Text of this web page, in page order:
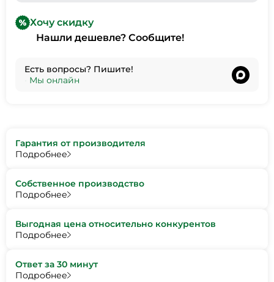
Хочу скидку
Нашли дешевле? Сообщите!
Есть вопросы? Пишите!
Мы онлайн
Гарантия от производителя
Подробнее
Собственное производство
Подробнее
Выгодная цена относительно конкурентов
Подробнее
Ответ за 30 минут
Подробнее